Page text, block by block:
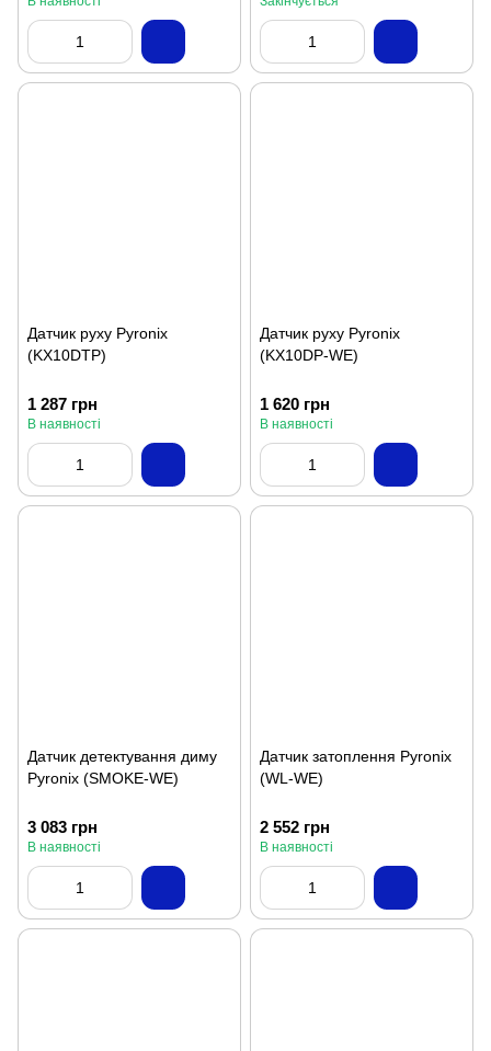
Датчик руху Pyronix
(KX10DTP)
1 287 грн
В наявності
Датчик руху Pyronix
(KX10DP-WE)
1 620 грн
В наявності
Датчик детектування диму
Pyronix (SMOKE-WE)
3 083 грн
В наявності
Датчик затоплення Pyronix
(WL-WE)
2 552 грн
В наявності